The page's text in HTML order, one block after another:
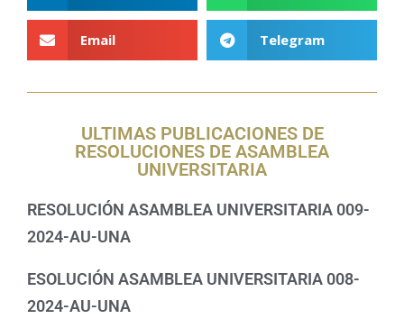
Email Telegram
ULTIMAS PUBLICACIONES DE
RESOLUCIONES DE ASAMBLEA
UNIVERSITARIA
RESOLUCIÓN ASAMBLEA UNIVERSITARIA 009-
2024-AU-UNA
ESOLUCIÓN ASAMBLEA UNIVERSITARIA 008-
2024-AU-UNA